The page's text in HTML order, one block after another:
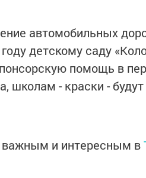
автомобильных
детскому саду
помощь в
школам - краски - будут
и интересным в